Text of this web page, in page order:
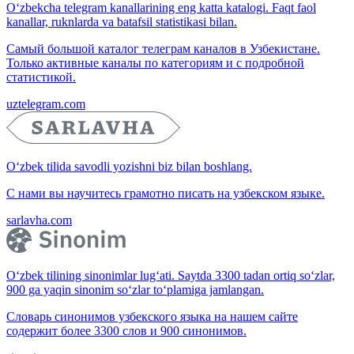
O‘zbekcha telegram kanallarining eng katta katalogi. Faqt faol
kanallar, ruknlarda va batafsil statistikasi bilan.
Самый большой каталог телеграм каналов в Узбекистане.
Только активные каналы по категориям и с подробной
статистикой.
uztelegram.com
O‘zbek tilida savodli yozishni biz bilan boshlang.
С нами вы научитесь грамотно писать на узбекском языке.
sarlavha.com
O‘zbek tilining sinonimlar lug‘ati. Saytda 3300 tadan ortiq so‘zlar,
900 ga yaqin sinonim so‘zlar to‘plamiga jamlangan.
Словарь синонимов узбекского языка на нашем сайте
содержит более 3300 слов и 900 синонимов.